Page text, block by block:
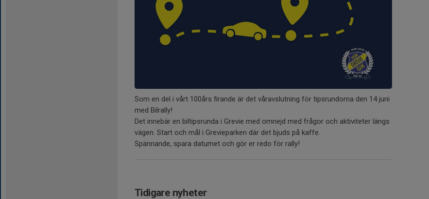
Som en del i vårt 100års firande är det våravslutning för tipsrundorna den 14 juni
med Bilrally!
Det innebär en biltipsrunda i Grevie med omnejd med frågor och aktiviteter längs
vägen. Start och mål i Grevieparken där det bjuds på kaffe.
Spännande, spara datumet och gör er redo för rally!
Tidigare nyheter